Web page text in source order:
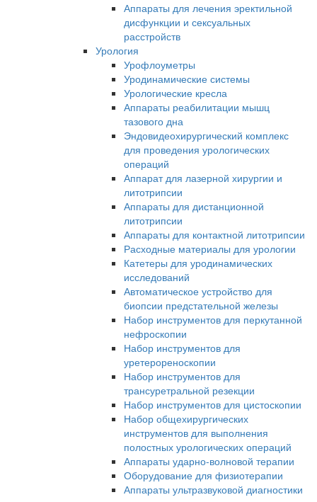
Аппараты для лечения эректильной
дисфункции и сексуальных
расстройств
Урология
Урофлоуметры
Уродинамические системы
Урологические кресла
Аппараты реабилитации мышц
тазового дна
Эндовидеохирургический комплекс
для проведения урологических
операций
Аппарат для лазерной хирургии и
литотрипсии
Аппараты для дистанционной
литотрипсии
Аппараты для контактной литотрипсии
Расходные материалы для урологии
Катетеры для уродинамических
исследований
Автоматическое устройство для
биопсии предстательной железы
Набор инструментов для перкутанной
нефроскопии
Набор инструментов для
уретерореноскопии
Набор инструментов для
трансуретральной резекции
Набор инструментов для цистоскопии
Набор общехирургических
инструментов для выполнения
полостных урологических операций
Аппараты ударно-волновой терапии
Оборудование для физиотерапии
Аппараты ультразвуковой диагностики